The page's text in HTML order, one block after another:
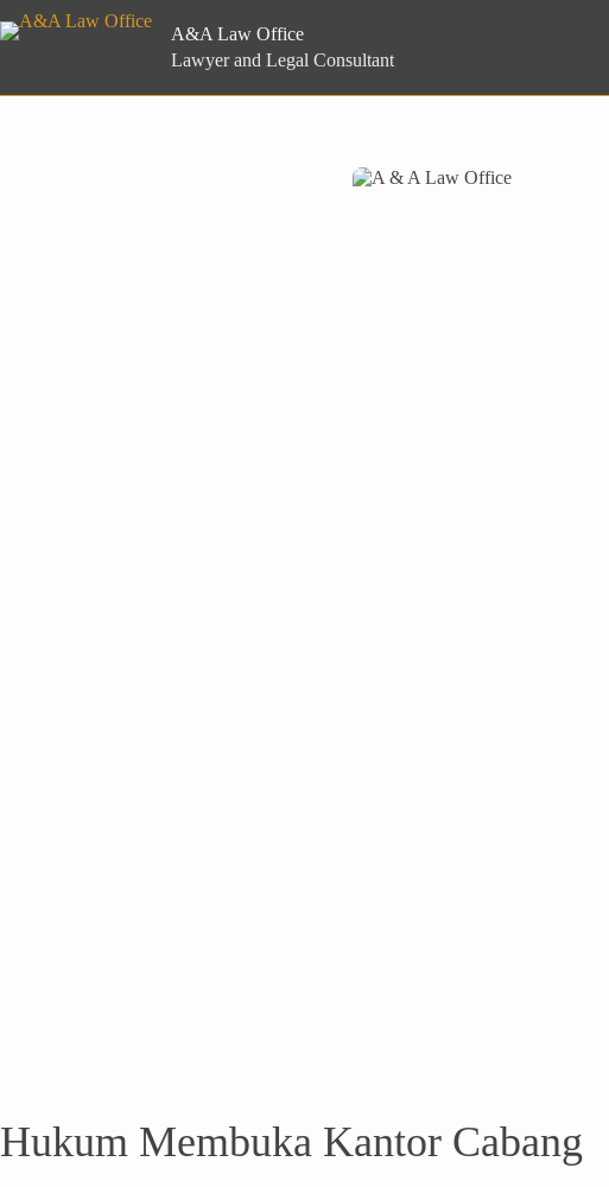
to
A&A Law Office
Lawyer and Legal Consultant
Hukum Membuka Kantor Cabang